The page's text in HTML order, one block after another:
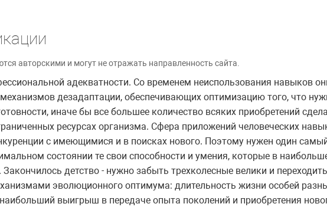
авторскими и могут не отражать направленность сайта.
адекватности. Со временем неиспользования навыков
дезадаптации, обеспечивающих оптимизацию того, что
иначе бы все большее количество всяких приобретений
ресурсах организма. Сфера приложений человеческих
с имеющимися и в поисках нового. Поэтому нужен один
состоянии те свои способности и умения, которые в
детство - нужно забыть трехколесные велики и
эволюционного оптимума: длительность жизни особей
выигрыш в передаче опыта поколений и приобретения